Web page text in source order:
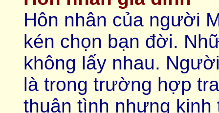
Hôn nhân của người
kén chọn bạn đời.
không lấy nhau.
là trong trường hợp
thuận tình nhưng kinh